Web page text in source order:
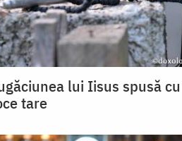
lui Iisus spusă cu
tare